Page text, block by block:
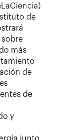
de
más
de
de
y